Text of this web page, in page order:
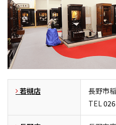
若槻店
長野市
TEL